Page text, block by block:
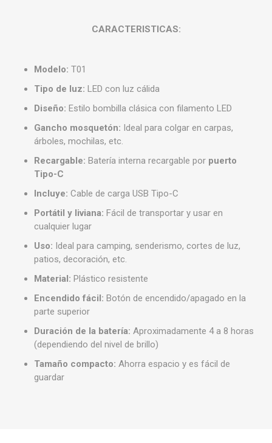
CARACTERISTICAS:
Modelo: T01
Tipo de luz: LED con luz cálida
Diseño: Estilo bombilla clásica con filamento LED
Gancho mosquetón: Ideal para colgar en carpas,
árboles, mochilas, etc.
Recargable: Batería interna recargable por puerto
Tipo-C
Incluye: Cable de carga USB Tipo-C
Portátil y liviana: Fácil de transportar y usar en
cualquier lugar
Uso: Ideal para camping, senderismo, cortes de luz,
patios, decoración, etc.
Material: Plástico resistente
Encendido fácil: Botón de encendido/apagado en la
parte superior
Duración de la batería: Aproximadamente 4 a 8 horas
(dependiendo del nivel de brillo)
Tamaño compacto: Ahorra espacio y es fácil de
guardar